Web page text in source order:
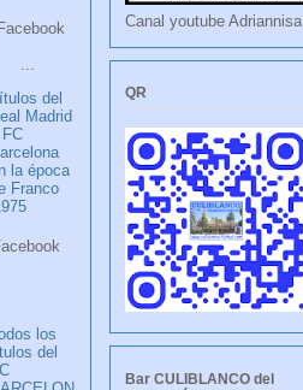
del
Madrid
la época
Franco
los
del
Canal youtube Adriannisa
QR
Bar CULIBLANCO del